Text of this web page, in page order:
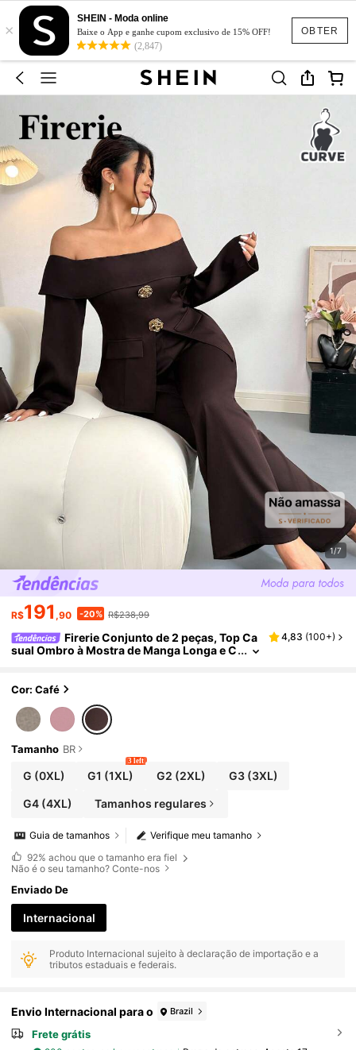
OBTER
×
SHEIN - Moda online
Baixe o App e ganhe cupom exclusivo de 15% OFF!
(2,847)
1/7
R$191 ,90 -20% R$238,99
Firerie Conjunto de 2 peças, Top Ca
sual Ombro à Mostra de Manga Longa e C
4,83 (100+)
Cor: Café
Tamanho BR
G (0XL) G1 (1XL)
3 left
G2 (2XL) G3(3XL)
G4(4XL) Tamanhos regulares
Verifique meu tamanho
Guia de tamanhos
92% achou que o tamanho era fiel
Não é o seu tamanho? Conte-nos
Enviado De
Internacional
Produto Internacional sujeito à declaração de importação e a
tributos estaduais e federais.
Envio Internacional para o Brazil
Frete grátis